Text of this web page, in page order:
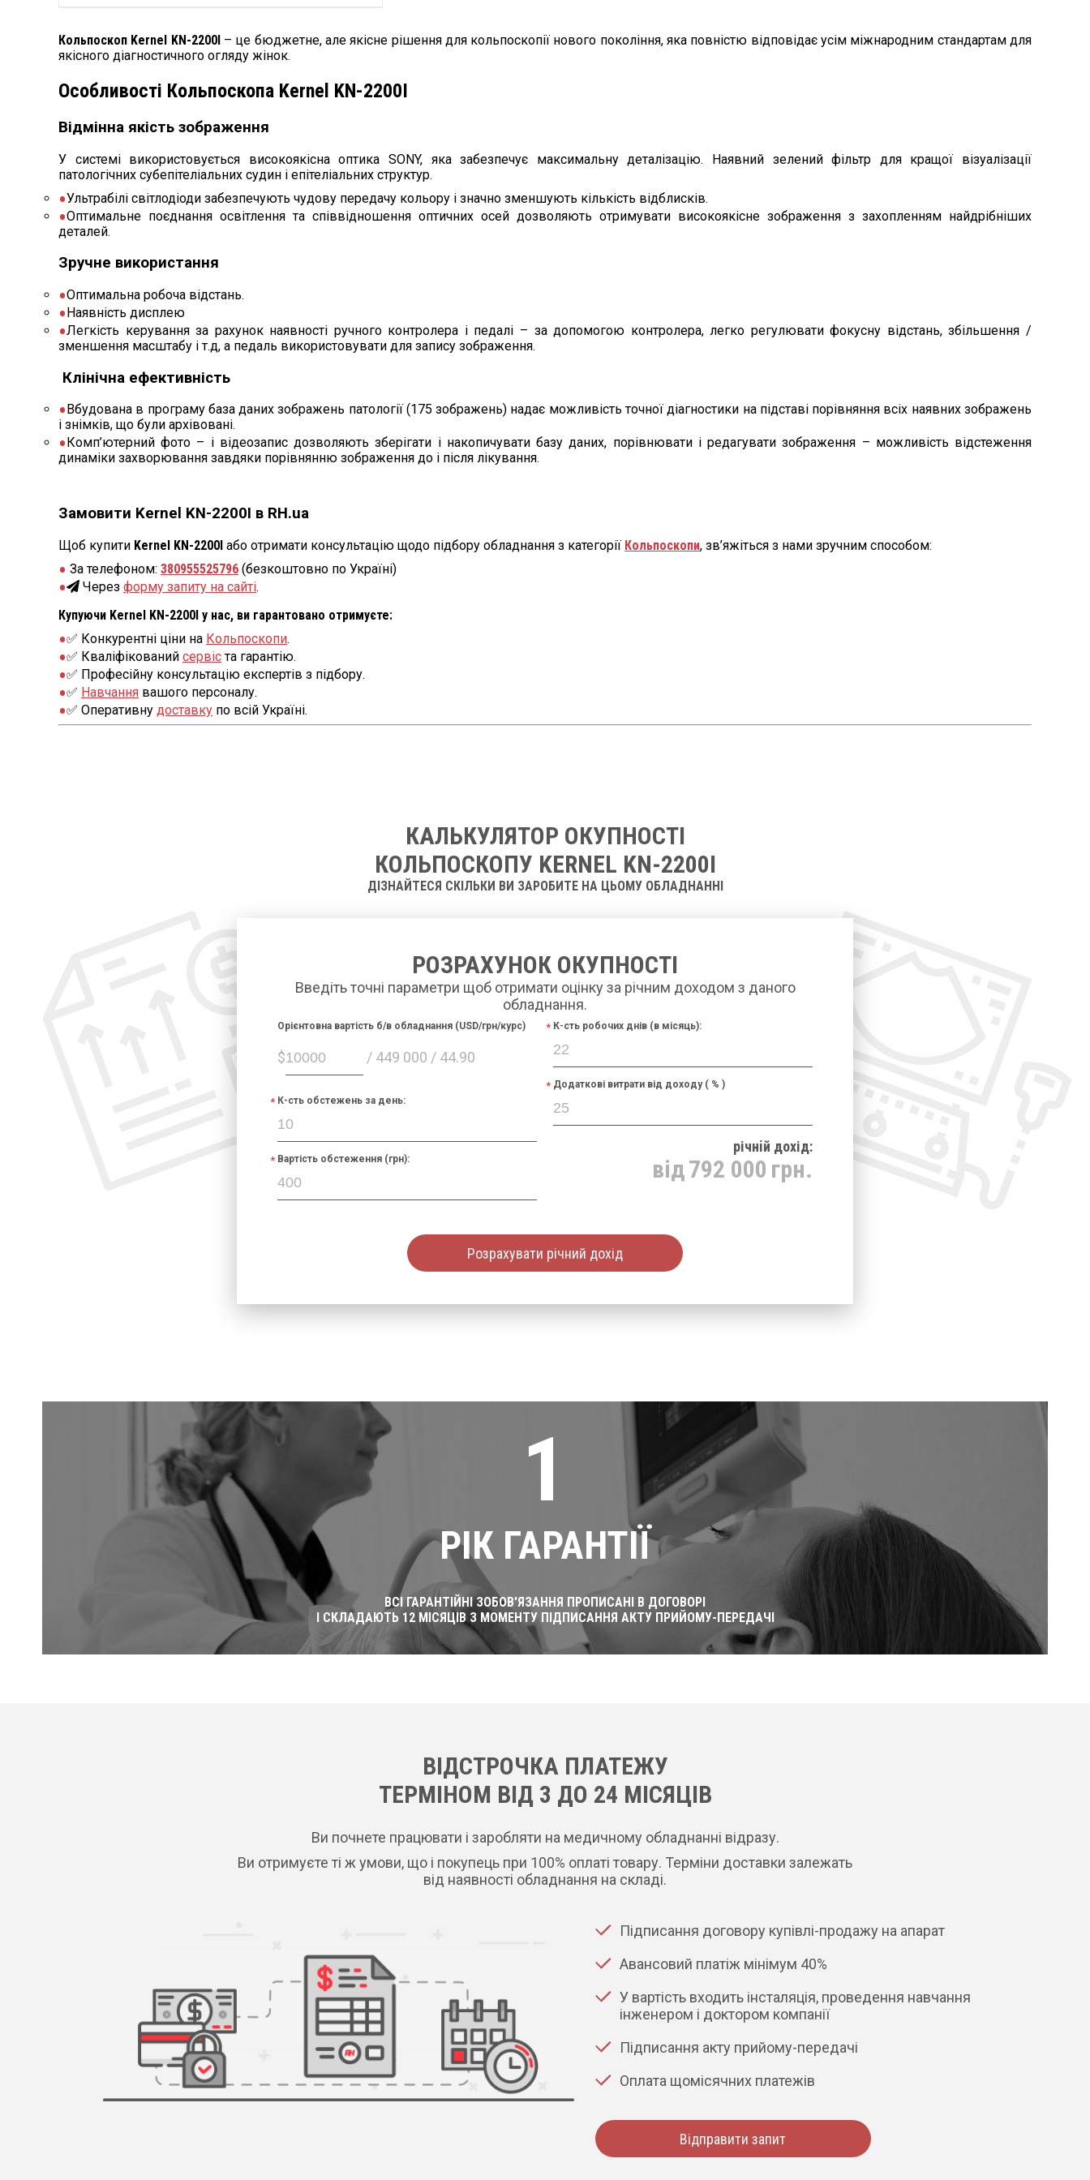
Кольпоскоп Kernel KN-2200І– це бюджетне, але якісне рішення для кольпоскопії нового покоління, яка повністю відповідає усім міжнародним стандартам для
якісного діагностичного огляду жінок.
Особливості Кольпоскопа Kernel KN-2200І
Відмінна якість зображення
У системі використовується високоякісна оптика SONY, яка забезпечує максимальну деталізацію. Наявний зелений фільтр для кращої візуалізації
патологічних субепітеліальних судин і епітеліальних структур.
Ультрабілі світлодіоди забезпечують чудову передачу кольору і значно зменшують кількість відблисків.
Оптимальне поєднання освітлення та співвідношення оптичних осей дозволяють отримувати високоякісне зображення з захопленням найдрібніших
деталей.
Зручне використання
Оптимальна робоча відстань.
Наявність дисплею
Легкість керування за рахунок наявності ручного контролера і педалі – за допомогою контролера, легко регулювати фокусну відстань, збільшення /
зменшення масштабу і т.д, а педаль використовувати для запису зображення.
Клінічна ефективність
Вбудована в програму база даних зображень патології (175 зображень) надає можливість точної діагностики на підставі порівняння всіх наявних зображень
і знімків, що були архівовані.
Комп’ютерний фото – і відеозапис дозволяють зберігати і накопичувати базу даних, порівнювати і редагувати зображення – можливість відстеження
динаміки захворювання завдяки порівнянню зображення до і після лікування.
Замовити Kernel KN-2200І в RH.ua
Щоб купити Kernel KN-2200І або отримати консультацію щодо підбору обладнання з категорії Кольпоскопи, зв’яжіться з нами зручним способом:
За телефоном: 380955525796 (безкоштовно по Україні)
Через форму запиту на сайті.
Купуючи Kernel KN-2200І у нас, ви гарантовано отримуєте:
✅ Конкурентні ціни на Кольпоскопи.
✅ Кваліфікований сервіста гарантію.
✅ Професійну консультацію експертів з підбору.
✅ Навчання вашого персоналу.
✅ Оперативну доставку по всій Україні.
КАЛЬКУЛЯТОР ОКУПНОСТІ
КОЛЬПОСКОПУ KERNEL KN-2200І
ДІЗНАЙТЕСЯ СКІЛЬКИ ВИ ЗАРОБИТЕ НА ЦЬОМУ ОБЛАДНАННІ
РОЗРАХУНОК ОКУПНОСТІ
Введіть точні параметри щоб отримати оцінку за річним доходом з даного
обладнання.
$ / 449 000 / 44.90
Орієнтовна вартість б/в обладнання (USD/грн/курс)
К-сть обстежень за день:
Вартість обстеження (грн):
К-сть робочих днів (в місяць):
Додаткові витрати від доходу ( % )
річнiй дохід:
від792 000 грн.
Розрахувати річний дохід
1
РІК ГАРАНТІЇ
ВСІ ГАРАНТІЙНІ ЗОБОВ'ЯЗАННЯ ПРОПИСАНІ В ДОГОВОРІ
І СКЛАДАЮТЬ 12 МІСЯЦІВ З МОМЕНТУ ПІДПИСАННЯ АКТУ ПРИЙОМУ-ПЕРЕДАЧІ
ВІДСТРОЧКА ПЛАТЕЖУ
ТЕРМІНОМ ВІД 3 ДО 24 МІСЯЦІВ
Ви почнете працювати і заробляти на медичному обладнанні відразу.
Ви отримуєте ті ж умови, що і покупець при 100% оплаті товару. Терміни доставки залежать
від наявності обладнання на складі.
Підписання договору купівлі-продажу на апарат
Авансовий платіж мінімум 40%
У вартість входить інсталяція, проведення навчання
інженером і доктором компанії
Підписання акту прийому-передачі
Оплата щомісячних платежів
Відправити запит